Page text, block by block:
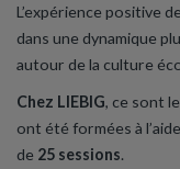
L’expérience positive
dans une dynamique
autour de la culture
Chez LIEBIG, ce sont
ont été formées à
de 25 sessions.